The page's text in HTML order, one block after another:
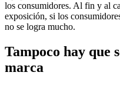
los consumidores. Al fin y al
exposición, si los
no se logra mucho.
Tampoco hay que
marca